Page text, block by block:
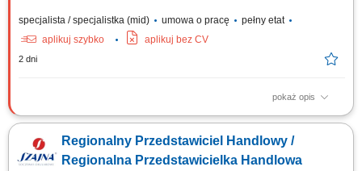
specjalista / specjalistka (mid) umowa o pracę
pełny etat
aplikuj szybko
aplikuj bez CV
2 dni
pokaż opis
Zadania: Aktywne budowanie bazy klientów biznesowych w podległym
portfela zleceń. Samodzielne planowanie działań i strategiczne
zarządzanie sprzedażą na powierzonym terenie.
Regionalny Przedstawiciel Handlowy /
Regionalna Przedstawicielka Handlowa